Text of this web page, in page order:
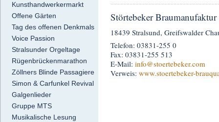
Kunsthandwerkermarkt
Offene Gärten
Tag des offenen Denkmals
Voice Passion
Stralsunder Orgeltage
Rügenbrückenmarathon
Zöllners Blinde Passagiere
Simon & Carfunkel Revival
Galgenlieder
Gruppe MTS
Musikalische Lesung
Störtebeker Braumanufaktur
18439 Stralsund, Greifswalder
Telefon: 03831-255 0
Fax: 03831-255 513
E-Mail: info@stoertebeker.com
Verweis: www.stoertebeker-